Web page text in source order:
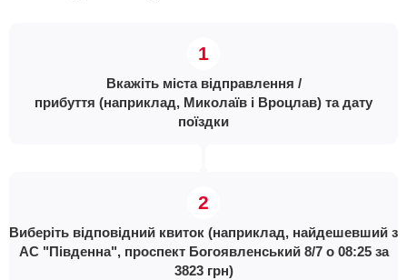
Вкажіть міста відправлення /
прибуття (наприклад, Миколаїв і Вроцлав) та дату
поїздки
Виберіть відповідний квиток (наприклад, найдешевший з
АС "Південна", проспект Богоявленський 8/7 о 08:25 за
3823 грн)